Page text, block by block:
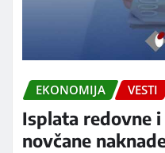
EKONOMIJA VESTI
Isplata redovne
novčane